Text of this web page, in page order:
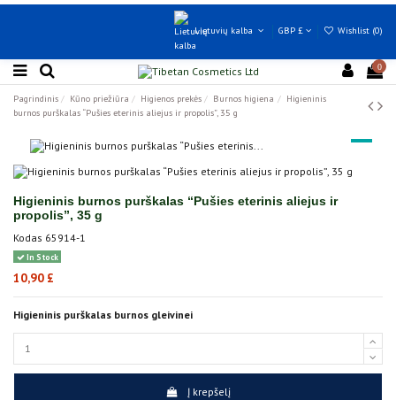
Lietuvių kalba GBP £ Wishlist (0)
0
Pagrindinis Kūno priežiūra Higienos prekės Burnos higiena
Higieninis
burnos purškalas “Pušies eterinis aliejus ir propolis”, 35 g
Higieninis burnos purškalas “Pušies eterinis aliejus ir
propolis”, 35 g
Kodas 65914-1
In Stock
10,90 £
Higieninis purškalas burnos gleivinei
Į krepšelį